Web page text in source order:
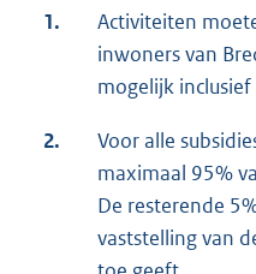
1.
Activiteiten
inwoners van
mogelijk
2.
Voor alle
maximaal 95%
De resterende
vaststelling van